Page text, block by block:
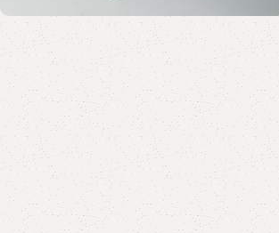
Dernière chance !!
- 10% supplémentaire sur votre
commande avec le code "CADEAU"
*Valable sur toutes les affiches
0
Jours
00
H
00 00
Sec
Voir les affiches